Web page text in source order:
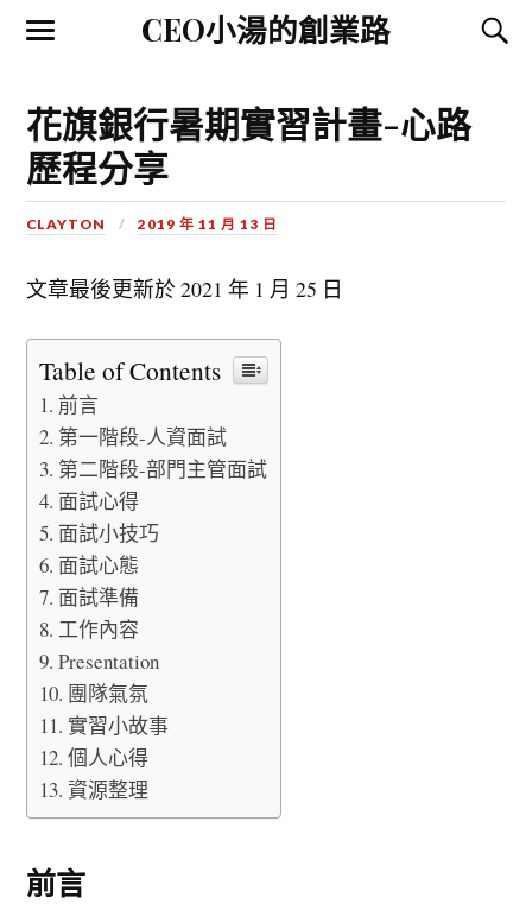
CEO小湯的創業路
花旗銀行暑期實習計畫-心路
歷程分享
CLAYTON 2019 年 11 月 13 日
文章最後更新於2021 年 1 月 25 日
Table of Contents
前言
第一階段-人資面試
第二階段-部門主管面試
面試心得
面試小技巧
面試心態
面試準備
工作內容
Presentation
團隊氣氛
實習小故事
個人心得
資源整理
前言